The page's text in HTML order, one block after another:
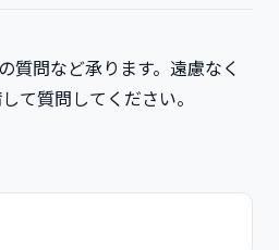
質問など承ります。遠慮なく
て質問してください。